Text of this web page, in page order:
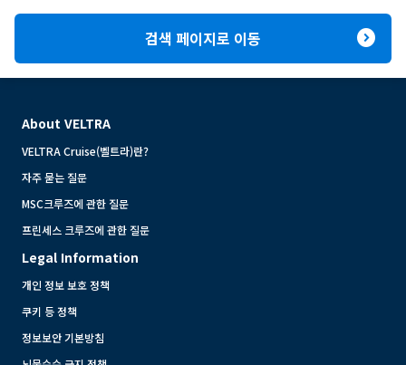
검색 페이지로 이동 expand_circle_right
About VELTRA
VELTRA Cruise(벨트라)란?
자주 묻는 질문
MSC크루즈에 관한 질문
프린세스 크루즈에 관한 질문
Legal Information
개인 정보 보호 정책
쿠키 등 정책
정보보안 기본방침